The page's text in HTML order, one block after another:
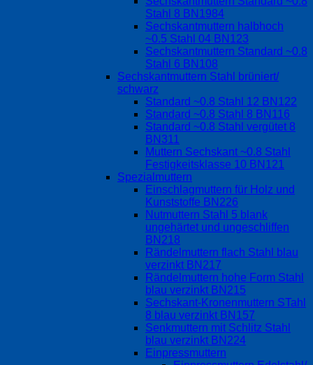
Stahl 8 BN1984
Sechskantmuttern halbhoch
~0.5 Stahl 04 BN123
Sechskantmuttern Standard ~0.8
Stahl 6 BN108
Sechskantmuttern Stahl brüniert/
schwarz
Standard ~0.8 Stahl 12 BN122
Standard ~0.8 Stahl 8 BN116
Standard ~0.8 Stahl vergütet 8
BN311
Muttern Sechskant ~0.8 Stahl
Festigkeitsklasse 10 BN121
Spezialmuttern
Einschlagmuttern für Holz und
Kunststoffe BN226
Nutmuttern Stahl 5 blank
ungehärtet und ungeschliffen
BN218
Rändelmuttern flach Stahl blau
verzinkt BN217
Rändelmuttern hohe Form Stahl
blau verzinkt BN215
Sechskant-Kronenmuttern STahl
8 blau verzinkt BN157
Senkmuttern mit Schlitz Stahl
blau verzinkt BN224
Einpressmuttern